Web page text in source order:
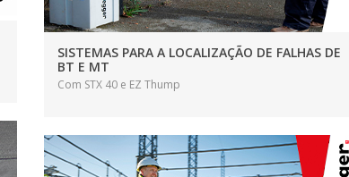
SISTEMAS PARA A LOCALIZAÇÃO DE FALHAS DE
BT E MT
Com STX 40 e EZ Thump